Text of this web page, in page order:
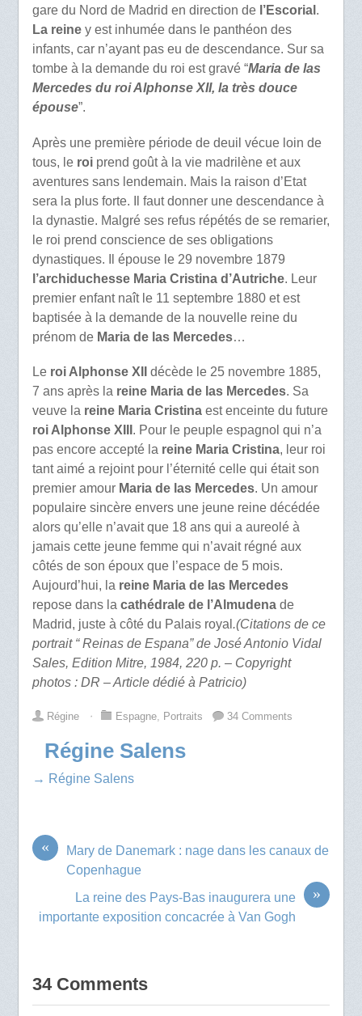
gare du Nord de Madrid en direction de l’Escorial .
La reiney est inhumée dans le panthéon des
infants, car n’ayant pas eu de descendance. Sur sa
tombe à la demande du roi est gravé “Maria de las
Mercedes du roi Alphonse XII, la très douce
épouse”.
Après une première période de deuil vécue loin de
tous, le roiprend goût à la vie madrilène et aux
aventures sans lendemain. Mais la raison d’Etat
sera la plus forte. Il faut donner une descendance à
la dynastie. Malgré ses refus répétés de se remarier,
le roi prend conscience de ses obligations
dynastiques. Il épouse le 29 novembre 1879
l’archiduchesse Maria Cristina d’Autriche. Leur
premier enfant naît le 11 septembre 1880 et est
baptisée à la demande de la nouvelle reine du
prénom deMaria de las Mercedes…
Le roi Alphonse XII
décède le 25 novembre 1885,
7 ans après la reine Maria de las Mercedes. Sa
veuve la reine Maria Cristinaest enceinte du future
roi Alphonse XIII . Pour le peuple espagnol qui n’a
pas encore accepté la reine Maria Cristina, leur roi
tant aimé a rejoint pour l’éternité celle qui était son
premier amour Maria de las Mercedes. Un amour
populaire sincère envers une jeune reine décédée
alors qu’elle n’avait que 18 ans qui a aureolé à
jamais cette jeune femme qui n’avait régné aux
côtés de son époux que l’espace de 5 mois.
Aujourd’hui, la reine Maria de las Mercedes
repose dans la cathédrale de l’Almudenade
Madrid, juste à côté du Palais royal .(Citations de ce
portrait “ Reinas de Espana” de José Antonio Vidal
Sales, Edition Mitre, 1984, 220 p. – Copyright
photos : DR – Article dédié à Patricio)
Régine ⋅ Espagne, Portraits 34 Comments
Régine Salens
→ Régine Salens
«
Mary de Danemark : nage dans les canaux de
Copenhague
»
La reine des Pays-Bas inaugurera une
importante exposition concacrée à Van Gogh
34 Comments